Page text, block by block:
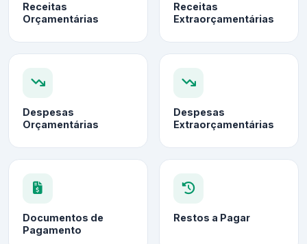
Receitas
Orçamentárias
Receitas
Extraorçamentárias
Despesas
Orçamentárias
Despesas
Extraorçamentárias
Documentos de
Pagamento
Restos a Pagar